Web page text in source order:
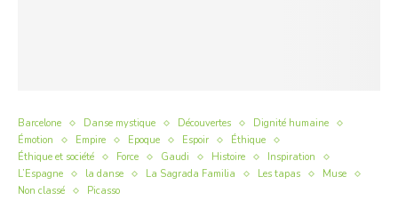
Barcelone Danse mystique Découvertes
Dignité humaine
Émotion
Empire Epoque Espoir
Éthique
Éthique et société
Force Gaudi Histoire
Inspiration
L’Espagne
la danse La Sagrada Familia Les tapas
Muse
Non classé
Picasso